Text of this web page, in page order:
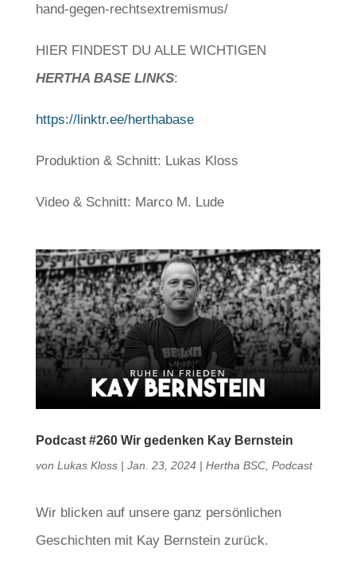
hand-gegen-rechtsextremismus/
HIER FINDEST DU ALLE WICHTIGEN
HERTHA BASE LINKS:
https://linktr.ee/herthabase
Produktion & Schnitt: Lukas Kloss
Video & Schnitt: Marco M. Lude
Podcast #260 Wir gedenken Kay Bernstein
von Lukas Kloss| Jan. 23, 2024| Hertha BSC, Podcast
Wir blicken auf unsere ganz persönlichen
Geschichten mit Kay Bernstein zurück.